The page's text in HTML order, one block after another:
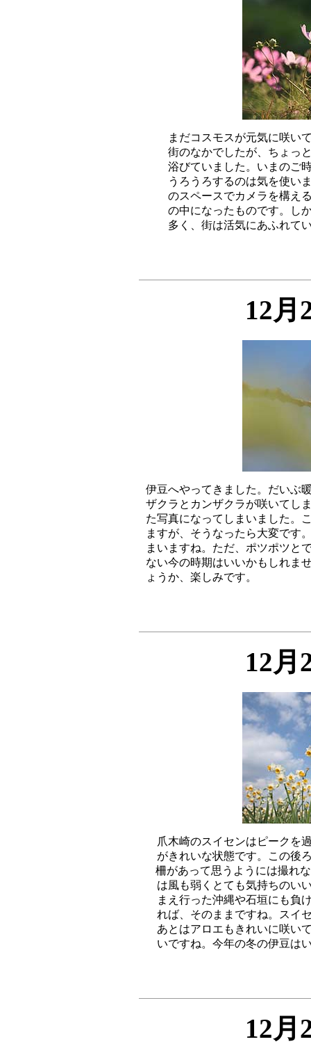
まだコスモスが元気に咲い
街のなかでしたが、ちょっ
浴びていました。いまのご
うろうろするのは気を使い
のスペースでカメラを構え
の中になったものです。し
12月
伊豆へやってきました。だいぶ
ザクラとカンザクラが咲いてし
た写真になってしまいました。
ますが、そうなったら大変です
まいますね。ただ、ポツポツと
ない今の時期はいいかもしれま
12月
爪木崎のスイセンはピークを
がきれいな状態です。この後
柵があって思うようには撮れ
は風も弱くとても気持ちのい
まえ行った沖縄や石垣にも負
れば、そのままですね。スイ
あとはアロエもきれいに咲い
12月